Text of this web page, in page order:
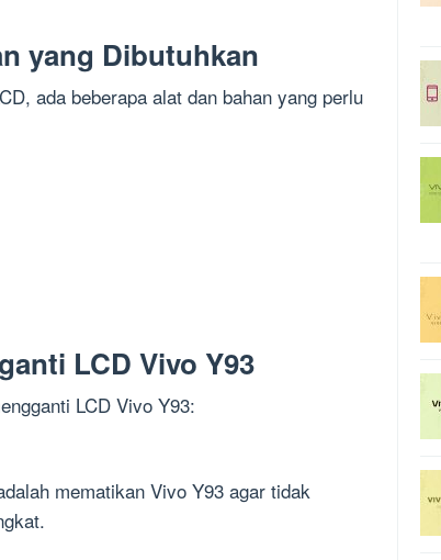
yang Dibutuhkan
ada beberapa alat dan bahan yang perlu
LCD Vivo Y93
LCD Vivo Y93:
mematikan Vivo Y93 agar tidak